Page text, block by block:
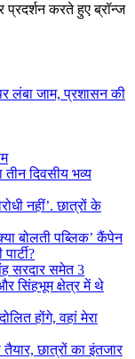
प्रदर्शन करते हुए ब्रॉन्ज
लंबा जाम, प्रशासन की
दिवसीय भव्य
नहीं’. छात्रों के
बोलती पब्लिक’ कैंपेन
सरदार समेत 3
सिंहभूम क्षेत्र में थे
होंगे, वहां मेरा
छात्रों का इंतजार